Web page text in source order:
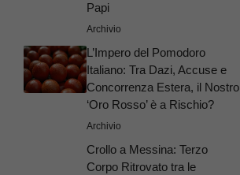
Papi
Archivio
L’Impero del Pomodoro
Italiano: Tra Dazi, Accuse e
Concorrenza Estera, il Nostro
‘Oro Rosso’ è a Rischio?
Archivio
Crollo a Messina: Terzo
Corpo Ritrovato tra le